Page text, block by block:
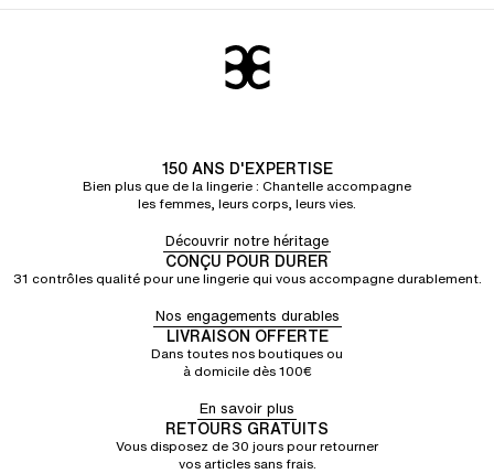
150 ANS D'EXPERTISE
Bien plus que de la lingerie : Chantelle accompagne
les femmes, leurs corps, leurs vies.
Découvrir notre héritage
CONÇU POUR DURER
31 contrôles qualité pour une lingerie qui vous accompagne durablement.
Nos engagements durables
LIVRAISON OFFERTE
Dans toutes nos boutiques ou
à domicile dès 100€
En savoir plus
RETOURS GRATUITS
Vous disposez de 30 jours pour retourner
vos articles sans frais.